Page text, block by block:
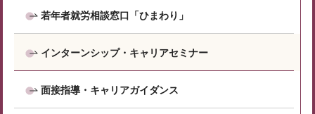
若年者就労相談窓口「ひまわり」
インターンシップ・キャリアセミナー
面接指導・キャリアガイダンス